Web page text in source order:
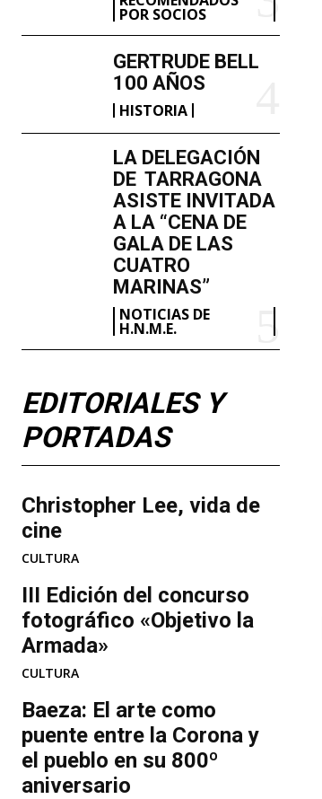
POR SOCIOS
GERTRUDE BELL
100 AÑOS
HISTORIA
LA DELEGACIÓN
DE TARRAGONA
ASISTE INVITADA
A LA “CENA DE
GALA DE LAS
CUATRO
MARINAS”
NOTICIAS DE
H.N.M.E.
EDITORIALES Y
PORTADAS
Christopher Lee, vida de
cine
CULTURA
III Edición del concurso
fotográfico «Objetivo la
Armada»
CULTURA
Baeza: El arte como
puente entre la Corona y
el pueblo en su 800º
aniversario